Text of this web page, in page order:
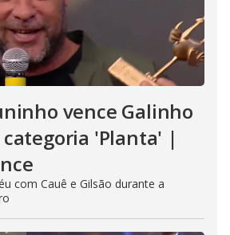
vence Galinho
'Planta' |
com Cauê e Gilsão durante a